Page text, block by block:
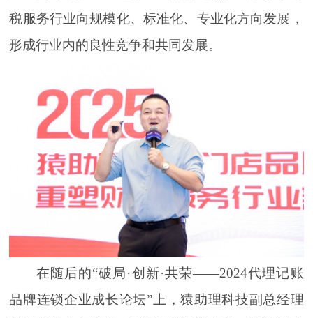
税服务行业向规模化、标准化、专业化方向发展，
形成行业内的良性竞争和共同发展。
在随后的“破局·创新·共荣——2024代理记账
品牌连锁企业成长论坛”上，猿助理科技副总经理